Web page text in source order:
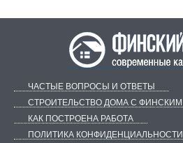
ЧАСТЫЕ ВОПРОСЫ И ОТВЕТЫ
СТРОИТЕЛЬСТВО ДОМА С
КАК ПОСТРОЕНА РАБОТА
ПОЛИТИКА КОНФИДЕНЦИАЛЬНОСТИ